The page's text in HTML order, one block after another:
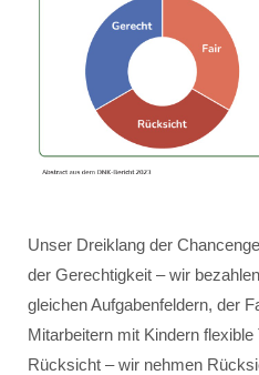
Unser Dreiklang der
der Gerechtigkeit – wir
gleichen Aufgabenfeldern, der
Mitarbeitern mit Kindern
Rücksicht – wir nehmen